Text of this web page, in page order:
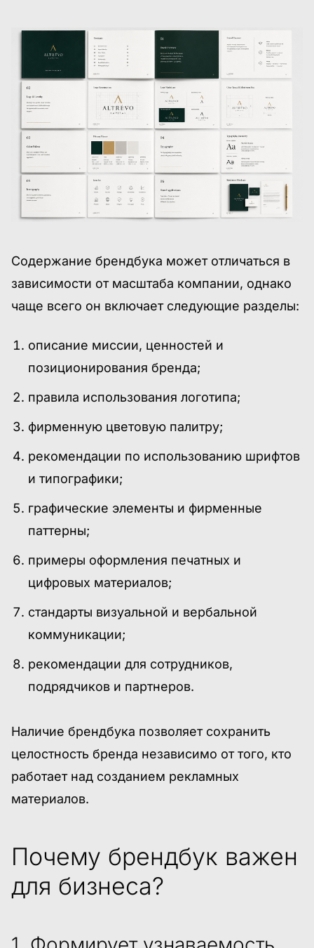
Содержание брендбука может отличаться в
зависимости от масштаба компании, однако
чаще всего он включает следующие разделы:
описание миссии, ценностей и
позиционирования бренда;
правила использования логотипа;
фирменную цветовую палитру;
рекомендации по использованию шрифтов
и типографики;
графические элементы и фирменные
паттерны;
примеры оформления печатных и
цифровых материалов;
стандарты визуальной и вербальной
коммуникации;
рекомендации для сотрудников,
подрядчиков и партнеров.
Наличие брендбука позволяет сохранить
целостность бренда независимо от того, кто
работает над созданием рекламных
материалов.
Почему брендбук важен
для бизнеса?